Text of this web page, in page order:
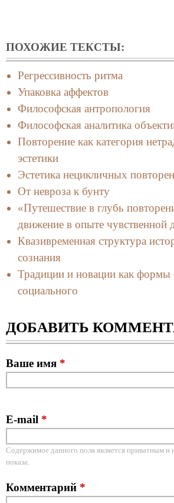
ПОХОЖИЕ ТЕКСТЫ:
Регрессивность ритма
Упаковка аффектов
Философская антропология
Философская аналитика
Повторение как категория
эстетики
Эстетика нецикличных
От невроза к бунту
«Путешествие в глубь
движение в опыте чувственной
Квазивременная структура
сознания
Традиции и новации как формы
социального
ДОБАВИТЬ
Ваше имя *
E-mail *
Содержимое данного поля является приватным и
показа.
Комментарий *